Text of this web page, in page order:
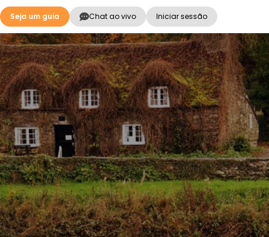
Seja um guia Chat ao vivo Iniciar sessão